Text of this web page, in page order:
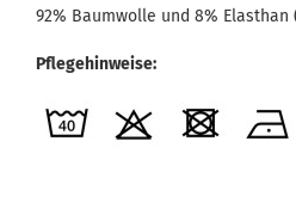
92% Baumwolle und 8% Elasthan
Pflegehinweise: